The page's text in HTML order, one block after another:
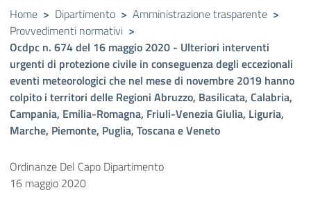
Condividi su Twitter
Condividi su LinkedIn
Home > Dipartimento > Amministrazione trasparente >
Provvedimenti normativi >
Ocdpc n. 674 del 16 maggio 2020 - Ulteriori interventi
urgenti di protezione civile in conseguenza degli eccezionali
eventi meteorologici che nel mese di novembre 2019 hanno
colpito i territori delle Regioni Abruzzo, Basilicata, Calabria,
Campania, Emilia-Romagna, Friuli-Venezia Giulia, Liguria,
Marche, Piemonte, Puglia, Toscana e Veneto
Ordinanze Del Capo Dipartimento
16 maggio 2020